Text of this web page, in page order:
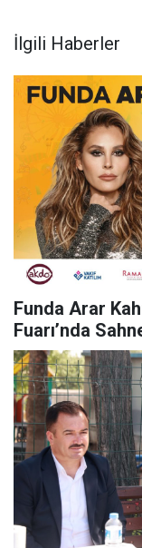
İlgili Haberler
Funda Arar
Fuarı’nda